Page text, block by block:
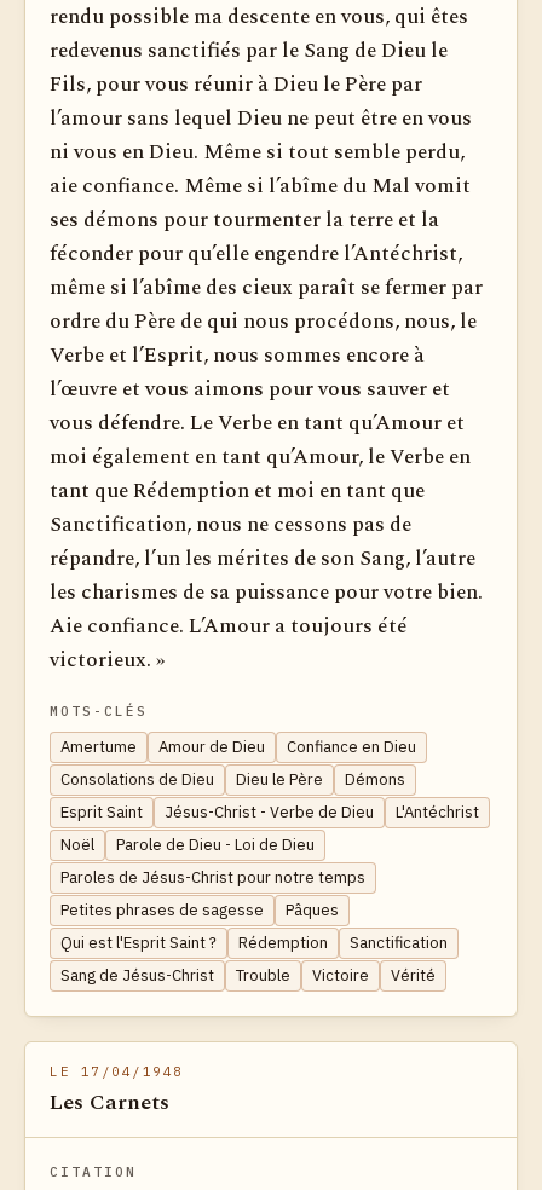
rendu possible ma descente en vous, qui êtes
redevenus sanctifiés par le Sang de Dieu le
Fils, pour vous réunir à Dieu le Père par
l’amour sans lequel Dieu ne peut être en vous
ni vous en Dieu. Même si tout semble perdu,
aie confiance. Même si l’abîme du Mal vomit
ses démons pour tourmenter la terre et la
féconder pour qu’elle engendre l’Antéchrist,
même si l’abîme des cieux paraît se fermer par
ordre du Père de qui nous procédons, nous, le
Verbe et l’Esprit, nous sommes encore à
l’œuvre et vous aimons pour vous sauver et
vous défendre. Le Verbe en tant qu’Amour et
moi également en tant qu’Amour, le Verbe en
tant que Rédemption et moi en tant que
Sanctification, nous ne cessons pas de
répandre, l’un les mérites de son Sang, l’autre
les charismes de sa puissance pour votre bien.
Aie confiance. L’Amour a toujours été
victorieux. »
MOTS-CLÉS
Amertume Amour de Dieu
Confiance en Dieu
Consolations de Dieu
Dieu le Père
Démons
Esprit Saint
Jésus-Christ - Verbe de Dieu
L'Antéchrist
Noël
Parole de Dieu - Loi de Dieu
Paroles de Jésus-Christ pour notre temps
Petites phrases de sagesse
Pâques
Qui est l'Esprit Saint ?
Rédemption
Sanctification
Sang de Jésus-Christ
Trouble Victoire Vérité
LE 17/04/1948
Les Carnets
CITATION